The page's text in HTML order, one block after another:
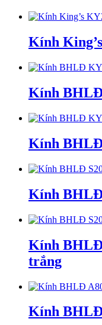
Kính
Kính
Kính
Kính BHLĐ
Kính BHLĐ
trắng
Kính BHLĐ